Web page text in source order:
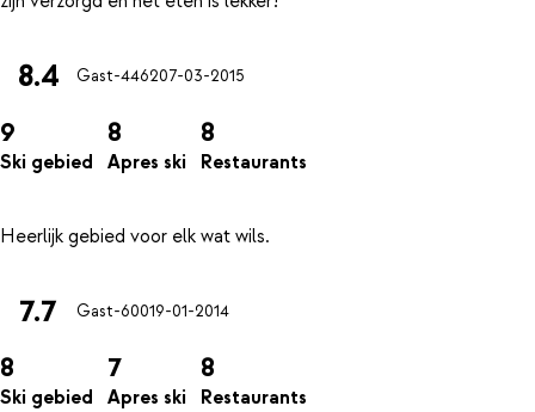
8.4 Gast-446207-03-2015
9
Ski gebied
8
Apres ski
8
Restaurants
7.7 Gast-60019-01-2014
8
Ski gebied
7
Apres ski
8
Restaurants